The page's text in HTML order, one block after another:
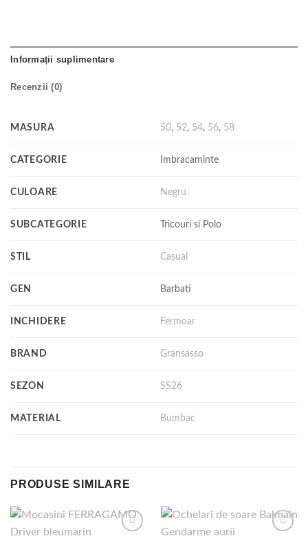
Informații suplimentare
Recenzii (0)
MASURA 50, 52, 54, 56, 58
CATEGORIE Imbracaminte
CULOARE Negru
SUBCATEGORIE Tricouri si Polo
STIL Casual
GEN Barbati
INCHIDERE Fermoar
BRAND Gransasso
SEZON SS26
MATERIAL Bumbac
PRODUSE SIMILARE